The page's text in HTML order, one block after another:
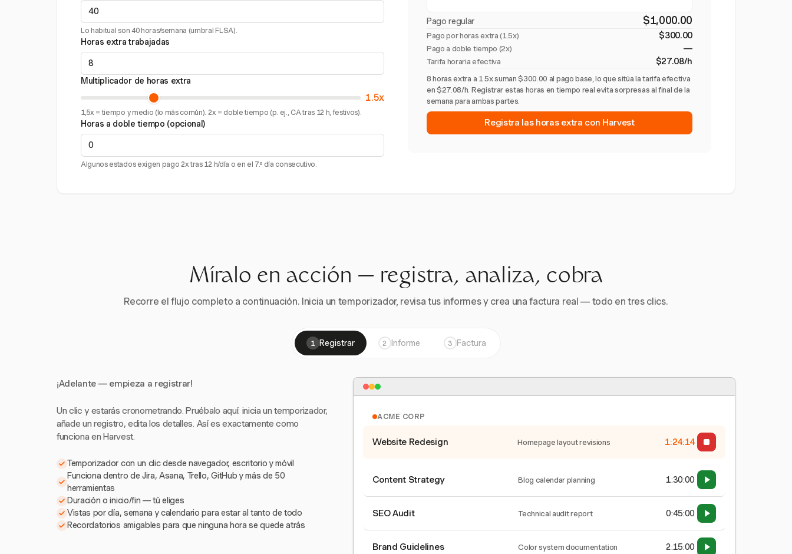
Lo habitual son 40 horas/semana (umbral FLSA).
Horas extra trabajadas
Multiplicador de horas extra
1.5x
1,5x = tiempo y medio (lo más común). 2x = doble tiempo (p. ej., CA tras 12 h, festivos).
Horas a doble tiempo (opcional)
Algunos estados exigen pago 2x tras 12 h/día o en el 7.º día consecutivo.
Pago regular $1,000.00
Pago por horas extra (1.5x) $300.00
Pago a doble tiempo (2x) —
Tarifa horaria efectiva $27.08/h
8 horas extra a 1.5x suman $300.00 al pago base, lo que sitúa la tarifa efectiva
en $27.08/h. Registrar estas horas en tiempo real evita sorpresas al final de la
semana para ambas partes.
Registra las horas extra con Harvest
Míralo en acción — registra, analiza, cobra
Recorre el flujo completo a continuación. Inicia un temporizador, revisa tus informes y crea una factura real — todo en tres clics.
1 Registrar 2 Informe 3 Factura
¡Adelante — empieza a registrar!
Un clic y estarás cronometrando. Pruébalo aquí: inicia un temporizador,
añade un registro, edita los detalles. Así es exactamente como
funciona en Harvest.
Temporizador con un clic desde navegador, escritorio y móvil
Funciona dentro de Jira, Asana, Trello, GitHub y más de 50
herramientas
Duración o inicio/fin — tú eliges
Vistas por día, semana y calendario para estar al tanto de todo
Recordatorios amigables para que ninguna hora se quede atrás
ACME CORP
Website Redesign Homepage layout revisions 1:24:15
Content Strategy Blog calendar planning 1:30:00
SEO Audit Technical audit report 0:45:00
Brand Guidelines Color system documentation 2:15:00